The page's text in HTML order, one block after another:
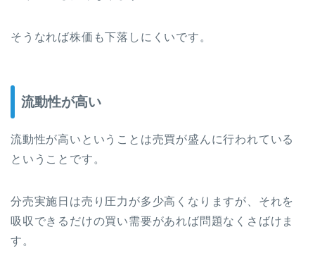
そうなれば株価も下落しにくいです。
流動性が高い
流動性が高いということは売買が盛んに行われている
ということです。
分売実施日は売り圧力が多少高くなりますが、それを
吸収できるだけの買い需要があれば問題なくさばけま
す。